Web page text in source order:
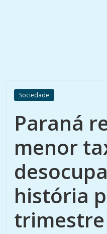
Sociedade
Paraná
menor
história
trimestre